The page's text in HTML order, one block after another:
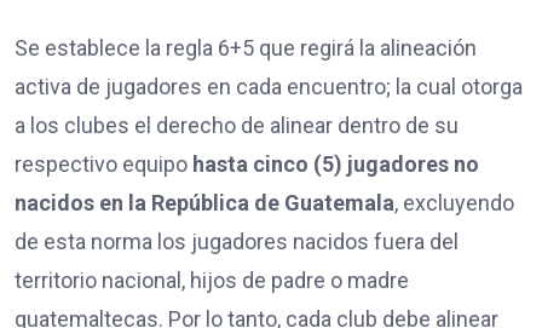
Se establece la regla 6+5 que regirá la alineación
activa de jugadores en cada encuentro; la cual otorga
a los clubes el derecho de alinear dentro de su
respectivo equipo hasta cinco (5) jugadores no
nacidos en la República de Guatemala, excluyendo
de esta norma los jugadores nacidos fuera del
territorio nacional, hijos de padre o madre
guatemaltecas. Por lo tanto, cada club debe alinear